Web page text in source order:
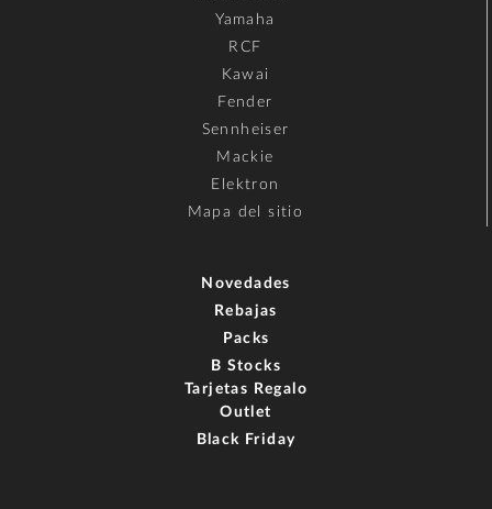
Yamaha
RCF
Kawai
Fender
Sennheiser
Mackie
Elektron
Mapa del sitio
Novedades
Rebajas
Packs
B Stocks
Tarjetas Regalo
Outlet
Black Friday